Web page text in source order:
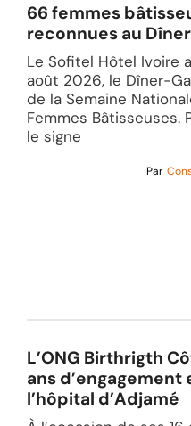
66 femmes
reconnues au
Le Sofitel Hôtel Ivoire
août 2026, le Dîner-
de la Semaine
Femmes Bâtisseuses.
le signe
Par
L’ONG Birthrigth
ans d’engagement
l’hôpital d’Adjamé